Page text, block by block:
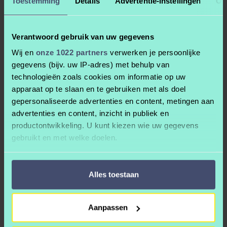
Verantwoord gebruik van uw gegevens
Wij en onze 1022 partners verwerken je persoonlijke
gegevens (bijv. uw IP-adres) met behulp van
technologieën zoals cookies om informatie op uw
apparaat op te slaan en te gebruiken met als doel
gepersonaliseerde advertenties en content, metingen aan
advertenties en content, inzicht in publiek en
productontwikkeling. U kunt kiezen wie uw gegevens
gebruikt en met welke doelen.
Als u het toestaat, willen we ook graag:
Informatie verzamelen over uw geografische
locatie, die tot een paar meter nauwkeurig kan zijn
scannen op specifieke eigenschappen (fingerprinting)
Alles toestaan
Aanpassen
Voordelen
Het eerste voordeel is dat het 100% gratis is en rechten vrij.
BandLab is ontzettend uitgebreid en het ziet er allemaal
professioneel en modern uit. Maar het tofste is dat het niet één
ding is maar jij als maker kan kiezen of je voor de meer
community van makers waar jij inspiratie kan vinden.
Nadelen